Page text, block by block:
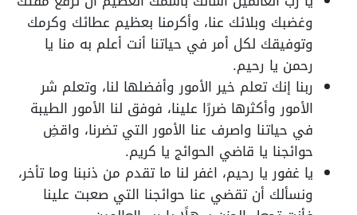
وغضبك وبلائك عنا، وأكرمنا بعظيم عطائك وكرمك
وتوفيقك لكل أمر في حياتنا أنت أعلم به منا يا
رحمن يا رحيم.
ربنا إنك تعلم خير الأمور وأفضلها لنا، وتعلم شر
الأمور وأكثرها ضررًا علينا، فوفق لنا الأمور الطيبة
في حياتنا واصرف عنا الأمور التي تضرنا، واقضِ
حوائجنا يا قاضي الحوائج يا كريم.
يا غفور يا رحيم، اغفر لنا ما تقدم من ذنبنا وما تأخر،
ونسألك أن تقضي عنا حوائجنا التي صعبت علينا